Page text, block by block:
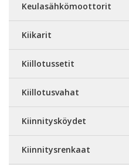
Keulasähkömoottorit
Kiikarit
Kiillotussetit
Kiillotusvahat
Kiinnitysköydet
Kiinnitysrenkaat